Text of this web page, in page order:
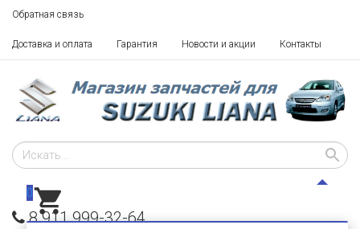
Обратная связь
Доставка и оплата Гарантия Новости и акции Контакты
8 911 999-32-64
0